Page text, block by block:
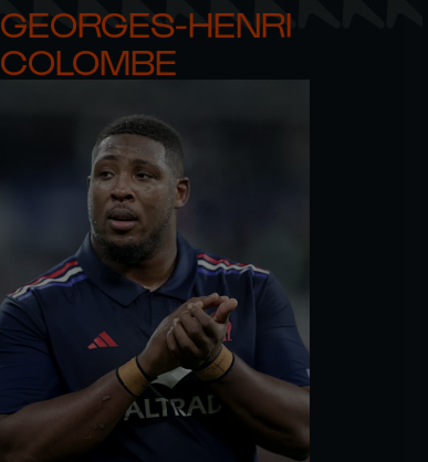
GEORGES-HENRI
COLOMBE